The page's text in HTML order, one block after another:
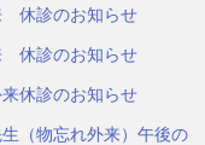
休診のお知らせ
休診のお知らせ
休診のお知らせ
（物忘れ外来）午後の